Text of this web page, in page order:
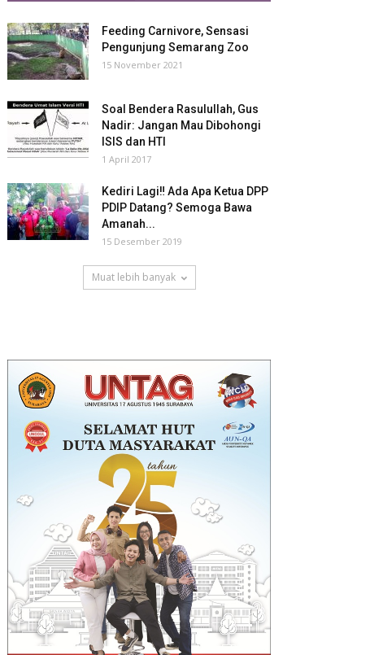
Feeding Carnivore, Sensasi
Pengunjung Semarang Zoo
15 November 2021
Soal Bendera Rasulullah, Gus
Nadir: Jangan Mau Dibohongi
ISIS dan HTI
1 April 2017
Kediri Lagi‼ Ada Apa Ketua DPP
PDIP Datang? Semoga Bawa
Amanah...
15 Desember 2019
Muat lebih banyak